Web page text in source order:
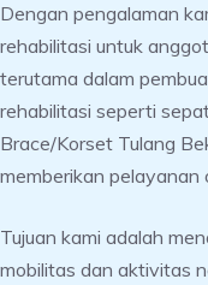
Dengan pengalaman
rehabilitasi untuk
terutama dalam
rehabilitasi seperti
Brace/Korset Tulang
memberikan pelayanan
Tujuan kami adalah
mobilitas dan aktivitas